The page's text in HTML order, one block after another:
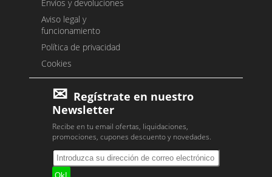
Envíos y devoluciones
Aviso legal y
funcionamiento
Política de privacidad
Cookies
Regístrate en nuestro
Newsletter
Recibe en tu email ofertas, liquidaciones,
promociones, cupones descuento y novedades.